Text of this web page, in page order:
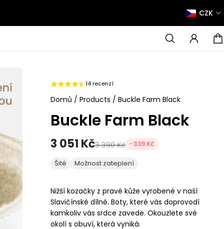
CZK
14 recenzí
Domů / Products / Buckle Farm Black
Buckle Farm Black
3 051 Kč3 390 Kč -339 Kč
Šité Možnost zateplení
Nižší kozačky z pravé kůže vyrobené v naší
Slavičínské dílně. Boty, které vás doprovodí
kamkoliv vás srdce zavede. Okouzlete své
okolí s obuví, která vyniká.